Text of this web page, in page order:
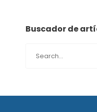
Buscador de